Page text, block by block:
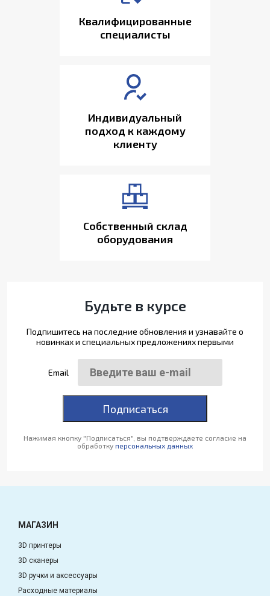
Квалифицированные
специалисты
Индивидуальный
подход к каждому
клиенту
Собственный склад
оборудования
Будьте в курсе
Подпишитесь на последние обновления и узнавайте о
новинках и специальных предложениях первыми
Email
Подписаться
Нажимая кнопку "Подписаться", вы подтверждаете согласие на
обработку персональных данных
МАГАЗИН
3D принтеры
3D сканеры
3D ручки и аксессуары
Расходные материалы